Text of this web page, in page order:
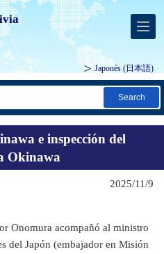
Japonés (日本語)
Search
e inspección del
Okinawa
2025/11/9
Onomura acompañó al ministro
del Japón (embajador en Misión